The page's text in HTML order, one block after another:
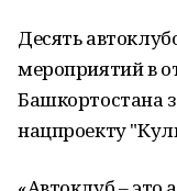
Десять
мероприятий в
Башкортостана
нацпроекту